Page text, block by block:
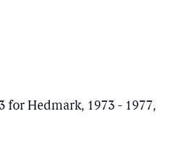
for Hedmark, 1973 - 1977,